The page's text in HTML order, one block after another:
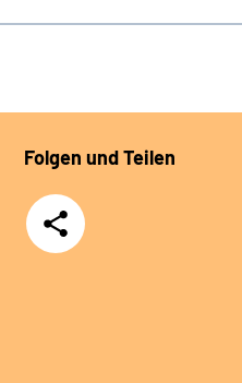
Folgen und Teilen
Teilen